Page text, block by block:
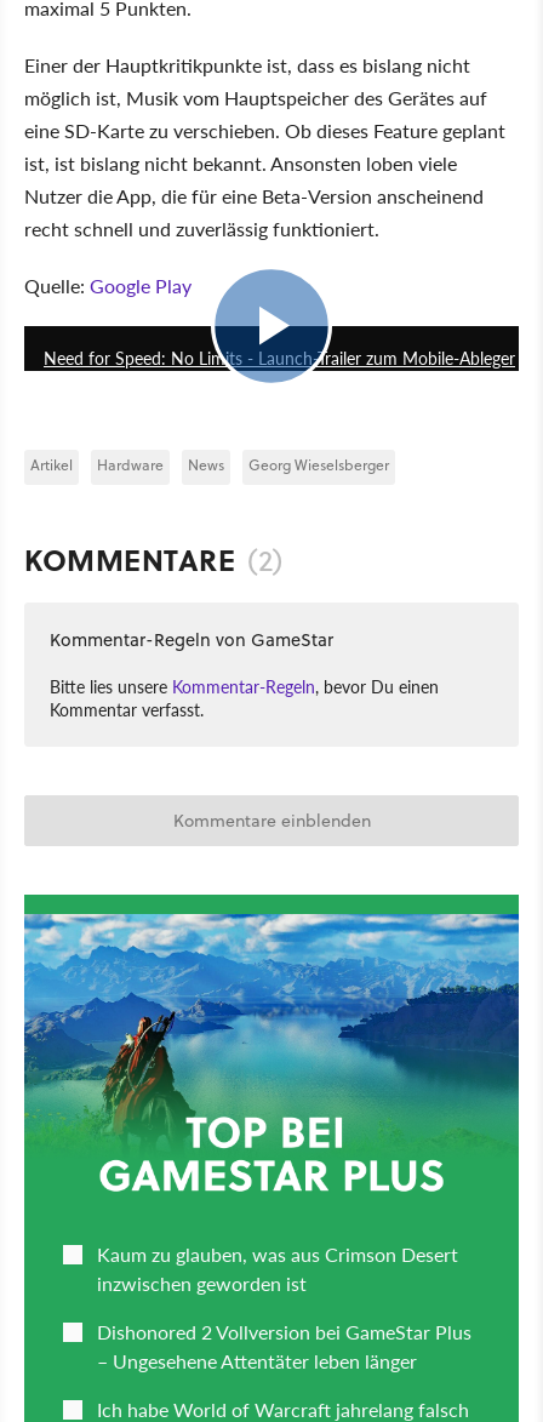
maximal 5 Punkten.
Einer der Hauptkritikpunkte ist, dass es bislang nicht
möglich ist, Musik vom Hauptspeicher des Gerätes auf
eine SD-Karte zu verschieben. Ob dieses Feature geplant
ist, ist bislang nicht bekannt. Ansonsten loben viele
Nutzer die App, die für eine Beta-Version anscheinend
recht schnell und zuverlässig funktioniert.
Quelle: Google Play
Need for Speed: No Limits - Launch-Trailer zum Mobile-Ableger
Artikel Hardware News Georg Wieselsberger
KOMMENTARE (2)
Kommentar-Regeln von GameStar
Bitte lies unsere Kommentar-Regeln, bevor Du einen
Kommentar verfasst.
Kommentare einblenden